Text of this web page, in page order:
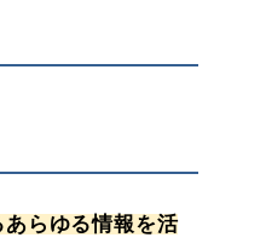
あらゆる情報を活